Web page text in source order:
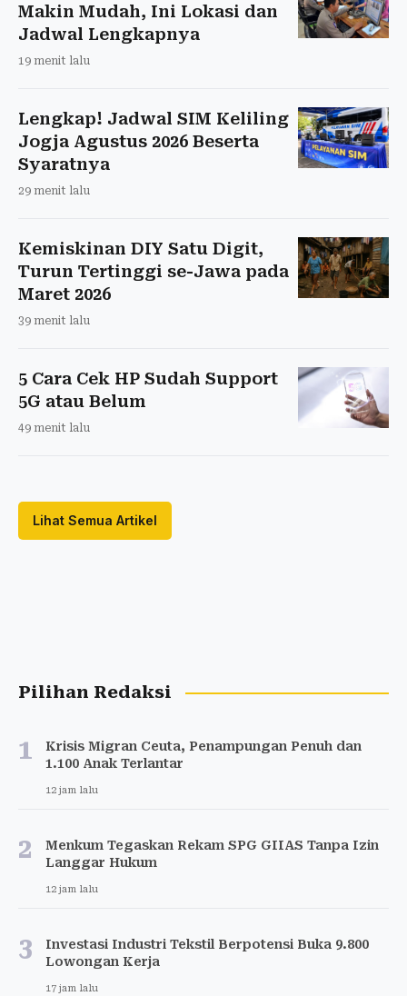
Makin Mudah, Ini Lokasi dan
Jadwal Lengkapnya
19 menit lalu
Lengkap! Jadwal SIM Keliling
Jogja Agustus 2026 Beserta
Syaratnya
29 menit lalu
Kemiskinan DIY Satu Digit,
Turun Tertinggi se-Jawa pada
Maret 2026
39 menit lalu
5 Cara Cek HP Sudah Support
5G atau Belum
49 menit lalu
Lihat Semua Artikel
Pilihan Redaksi
1
Krisis Migran Ceuta, Penampungan Penuh dan
1.100 Anak Terlantar
12 jam lalu
2
Menkum Tegaskan Rekam SPG GIIAS Tanpa Izin
Langgar Hukum
12 jam lalu
3
Investasi Industri Tekstil Berpotensi Buka 9.800
Lowongan Kerja
17 jam lalu